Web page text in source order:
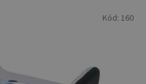
Kód: 160